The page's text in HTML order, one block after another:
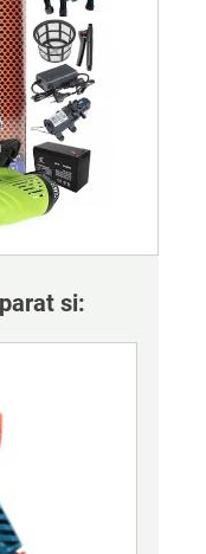
si: